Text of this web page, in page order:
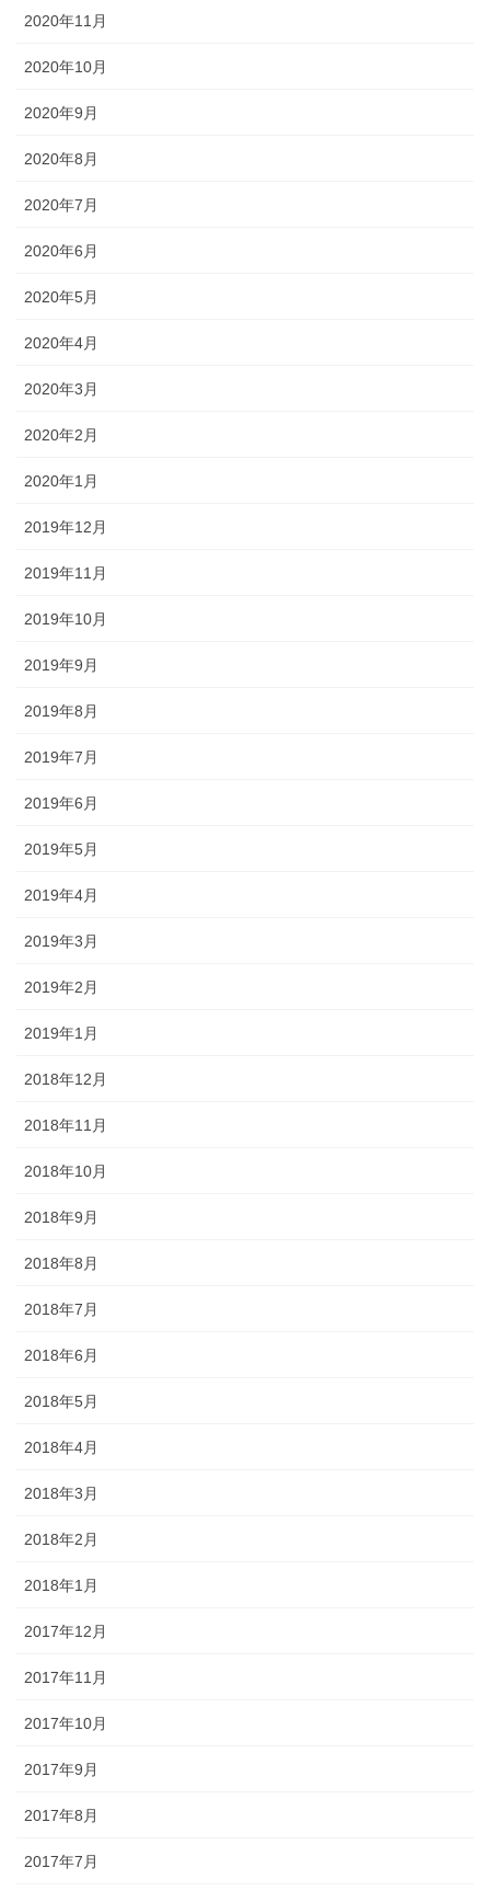
2020年11月
2020年10月
2020年9月
2020年8月
2020年7月
2020年6月
2020年5月
2020年4月
2020年3月
2020年2月
2020年1月
2019年12月
2019年11月
2019年10月
2019年9月
2019年8月
2019年7月
2019年6月
2019年5月
2019年4月
2019年3月
2019年2月
2019年1月
2018年12月
2018年11月
2018年10月
2018年9月
2018年8月
2018年7月
2018年6月
2018年5月
2018年4月
2018年3月
2018年2月
2018年1月
2017年12月
2017年11月
2017年10月
2017年9月
2017年8月
2017年7月